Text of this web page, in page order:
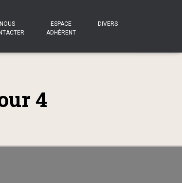
NOUS
ESPACE
ADHÉRENT
DIVERS
4